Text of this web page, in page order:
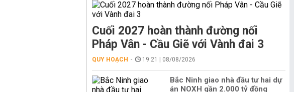
Cuối 2027 hoàn thành đường nối
Pháp Vân - Cầu Giẽ với Vành đai 3
QUY HOẠCH 19:21 | 08/08/2026
Bắc Ninh giao nhà đầu tư hai dự
án NOXH gần 2.000 tỷ đồng